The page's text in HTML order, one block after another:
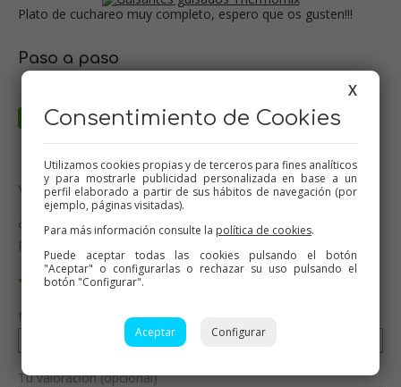
Plato de cuchareo muy completo, espero que os gusten!!!
Paso a paso
Valora esta receta
¿Te ha gustado esta receta? Valórala y dime qué
piensas
Nombre (opcional)
Tu valoración (opcional)
X
Consentimiento de Cookies
Utilizamos cookies propias y de terceros para fines analíticos
y para mostrarle publicidad personalizada en base a un
perfil elaborado a partir de sus hábitos de navegación (por
ejemplo, páginas visitadas).
Para más información consulte la política de cookies.
Puede aceptar todas las cookies pulsando el botón
"Aceptar" o configurarlas o rechazar su uso pulsando el
botón "Configurar".
Aceptar Configurar